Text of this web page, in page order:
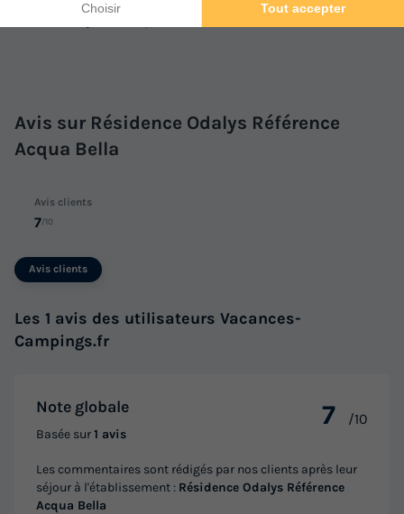
Avis sur Résidence Odalys Référence
Acqua Bella
Avis clients
7/10
Avis clients
Les 1 avis des utilisateurs Vacances-
Campings.fr
Note globale
Basée sur1 avis
7 /10
Les commentaires sont rédigés par nos clients après leur
séjour à l'établissement : Résidence Odalys Référence
Acqua Bella